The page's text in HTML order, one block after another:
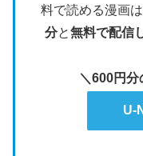
料で読める漫画は
分と無料で配信
＼600円分
U-